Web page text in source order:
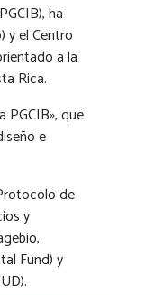
ha
y el Centro
a la
Rica.
que
e
de
y
Fund) y